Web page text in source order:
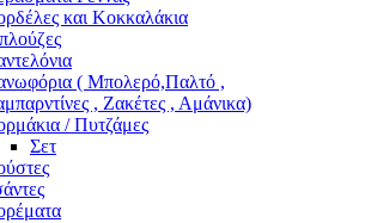
και Κοκκαλάκια
( Μπολερό,Παλτό ,
, Ζακέτες , Αμάνικα)
/ Πυτζάμες
Σετ